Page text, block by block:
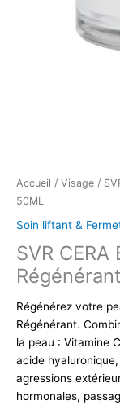
Accueil / Visage /
50ML
Soin liftant &
SVR
Régénérez votre
Régénérant.
la peau : Vitamine
acide
agressions
hormonales,